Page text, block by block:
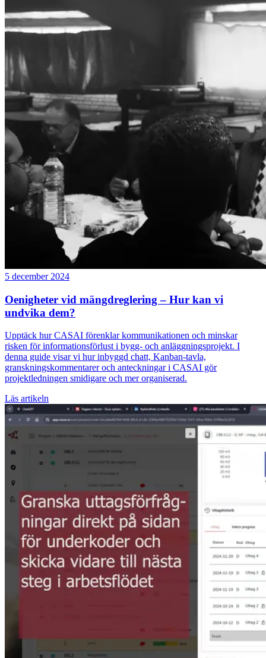
5 december 2024
Oenigheter vid mängdreglering – Hur kan vi
undvika dem?
Upptäck hur CASAI förenklar kommunikationen och minskar
risken för informationsförlust i bygg- och anläggningsprojekt. I
denna guide visar vi hur inbyggd chatt, Kanban-tavla,
granskningskommentarer och anteckningar i CASAI gör
projektledningen smidigare och mer organiserad.
Läs artikeln